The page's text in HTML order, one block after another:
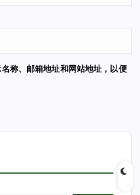
称、邮箱地址和网站地址，以便